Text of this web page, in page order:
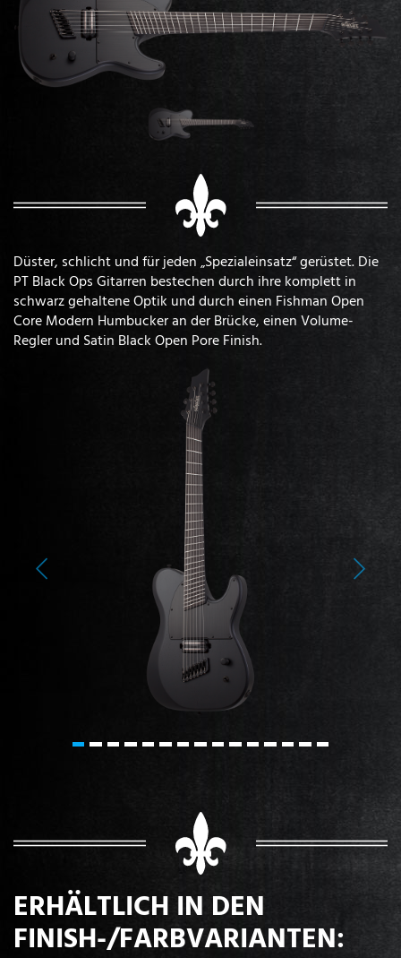
Düster, schlicht und für jeden „Spezialeinsatz“ gerüstet. Die
PT Black Ops Gitarren bestechen durch ihre komplett in
schwarz gehaltene Optik und durch einen Fishman Open
Core Modern Humbucker an der Brücke, einen Volume-
Regler und Satin Black Open Pore Finish.
Previous Next
ERHÄLTLICH IN DEN
FINISH-/FARBVARIANTEN: